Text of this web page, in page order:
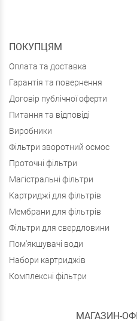
ПОКУПЦЯМ
Оплата та доставка
Гарантія та повернення
Договір публічної оферти
Питання та відповіді
Виробники
Фільтри зворотний осмос
Проточні фільтри
Магістральні фільтри
Картриджі для фільтрів
Мембрани для фільтрів
Фільтри для свердловини
Пом'якшувачі води
Набори картриджів
Комплексні фільтри
МАГАЗИН-